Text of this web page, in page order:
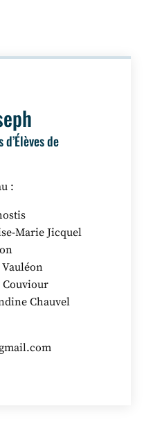
de
:
Marie Jicquel
Chauvel